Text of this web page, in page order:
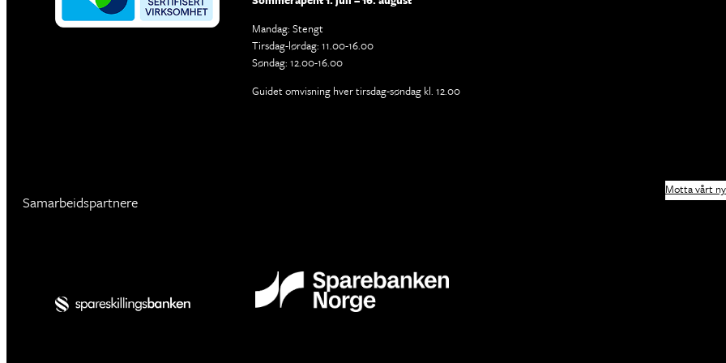
Mandag: Stengt
Tirsdag-lørdag: 11.00-16.00
Søndag: 12.00-16.00
Guidet omvisning hver tirsdag-søndag kl. 12.00
Samarbeidspartnere
Motta vårt